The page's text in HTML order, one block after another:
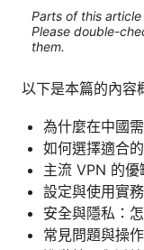
Parts of this
Please double-
them.
以下是本篇的內容
為什麼在中國
如何選擇適合
主流 VPN 的
設定與使用實
安全與隱私：
常見問題與操